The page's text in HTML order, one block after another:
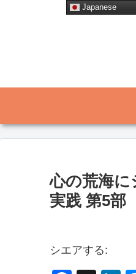
心の荒海
実践 第5部
シエアする:
Japanese